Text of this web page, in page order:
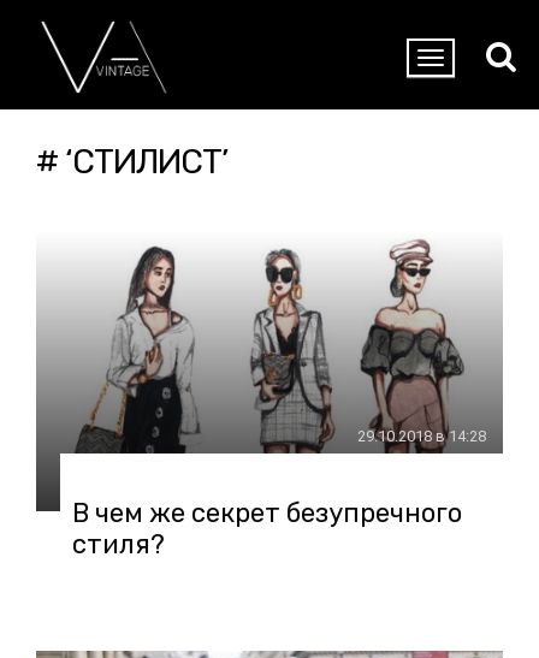
# ‘СТИЛИСТ’
29.10.2018 в 14:28
В чем же секрет безупречного
стиля?